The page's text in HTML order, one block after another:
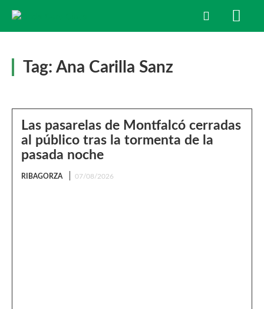
Tag: Ana Carilla Sanz
Las pasarelas de Montfalcó cerradas
al público tras la tormenta de la
pasada noche
RIBAGORZA 07/08/2026